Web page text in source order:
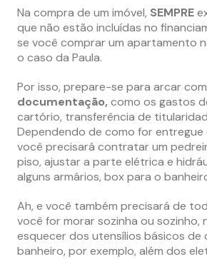
Na compra de um imóvel, SEMPRE
que não estão incluídas no
se você comprar um apartamento
o caso da Paula.
Por isso, prepare-se para arcar
documentação, como os gastos
cartório, transferência de
Dependendo de como for
você precisará contratar um
piso, ajustar a parte elétrica e
alguns armários, box para o
Ah, e você também precisará de
você for morar sozinha ou sozinho,
esquecer dos utensílios básicos de
banheiro, por exemplo, além dos